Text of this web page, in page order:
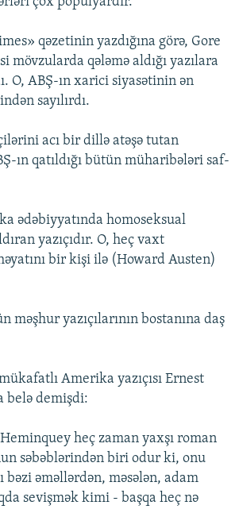
qəzetinin yazdığına görə, Gore
mövzularda qələmə aldığı yazılara
O, ABŞ-ın xarici siyasətinin ən
sayılırdı.
acı bir dillə atəşə tutan
ın qatıldığı bütün müharibələri saf-
ədəbiyyatında homoseksual
yazıçıdır. O, heç vaxt
bir kişi ilə (Howard Austen)
məşhur yazıçılarının bostanına daş
Amerika yazıçısı Ernest
belə demişdi:
heç zaman yaxşı roman
səbəblərindən biri odur ki, onu
bəzi əməllərdən, məsələn, adam
sevişmək kimi - başqa heç nə